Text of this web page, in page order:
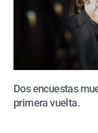
Dos encuestas
primera vuelta.